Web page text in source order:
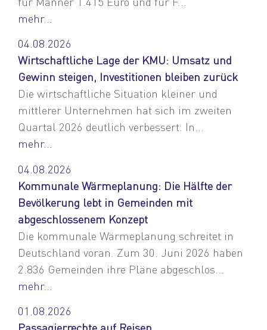
mehr...
04.08.2026
Wirtschaftliche Lage der KMU: Umsatz und
Gewinn steigen, Investitionen bleiben zurück
Die wirtschaftliche Situation kleiner und
mittlerer Unternehmen hat sich im zweiten
Quartal 2026 deutlich verbessert. In...
mehr...
04.08.2026
Kommunale Wärmeplanung: Die Hälfte der
Bevölkerung lebt in Gemeinden mit
abgeschlossenem Konzept
Die kommunale Wärmeplanung schreitet in
Deutschland voran. Zum 30. Juni 2026 haben
2.836 Gemeinden ihre Pläne abgeschlos...
mehr...
01.08.2026